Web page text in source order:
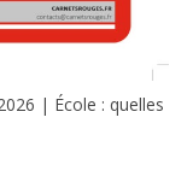
| École : quelles